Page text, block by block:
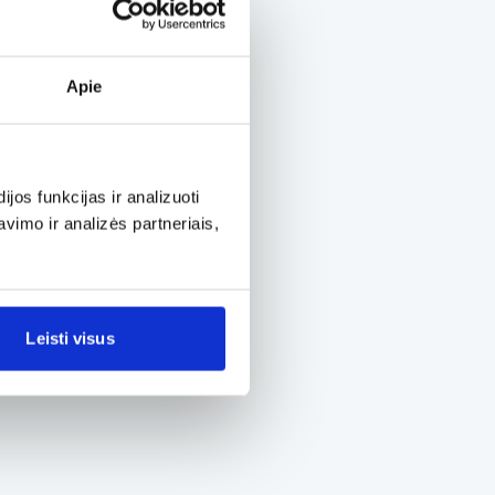
Apie
funkcijas ir analizuoti
ir analizės partneriais,
Leisti visus